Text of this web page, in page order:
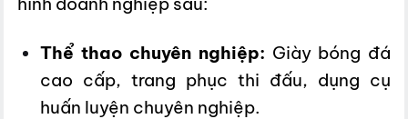
Thể thao chuyên nghiệp: Giày bóng đá
cao cấp, trang phục thi đấu, dụng cụ
huấn luyện chuyên nghiệp.